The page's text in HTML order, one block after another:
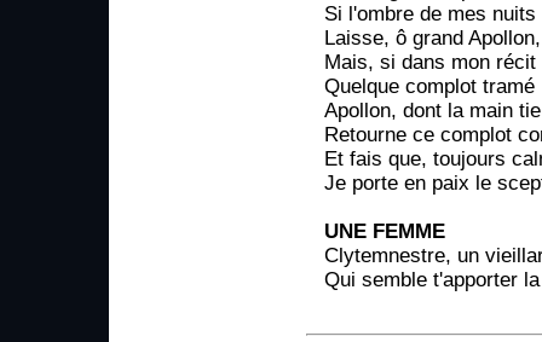
Si l'ombre de mes
Laisse, ô grand
Mais, si dans mon
Quelque complot
Apollon, dont la main
Retourne ce complot
Et fais que, toujours
Je porte en paix le
UNE FEMME
Clytemnestre, un
Qui semble t'apporter